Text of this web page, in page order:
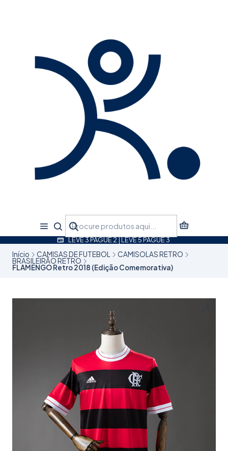
LEVE 3 PAGUE 2 | LEVE 5 PAGUE 3
Início CAMISAS DE FUTEBOL CAMISOLAS RETRO
BRASILEIRÃO RETRO
FLAMENGO Retro 2018 (Edição Comemorativa)